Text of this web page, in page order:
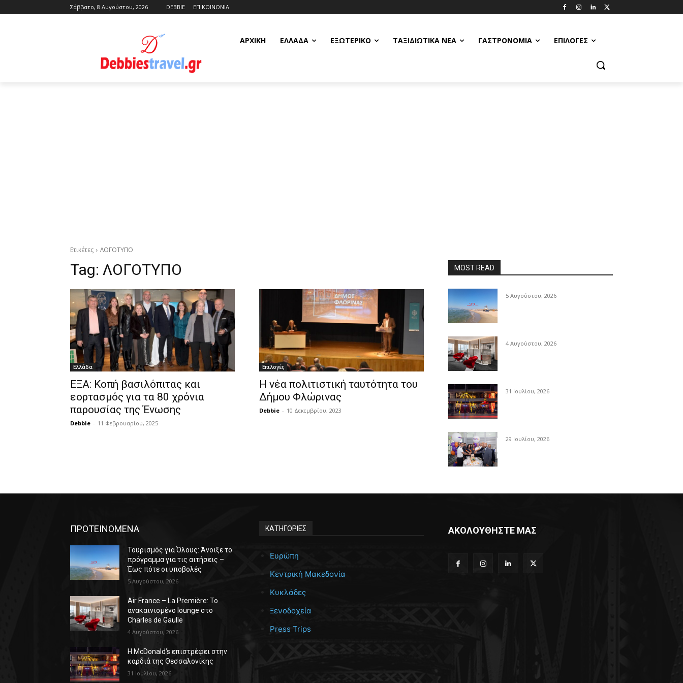
Σάββατο, 8 Αυγούστου, 2026 DEBBIE ΕΠΙΚΟΙΝΩΝΙΑ
ΑΡΧΙΚΗ ΕΛΛΆΔΑ ΕΞΩΤΕΡΙΚΌ ΤΑΞΙΔΙΩΤΙΚΆ ΝΈΑ ΓΑΣΤΡΟΝΟΜΊΑ ΕΠΙΛΟΓΈΣ
Ετικέτες ΛΟΓΟΤΥΠΟ
Tag: ΛΟΓΟΤΥΠΟ
Ελλάδα
ΕΞΑ: Κοπή βασιλόπιτας και
εορτασμός για τα 80 χρόνια
παρουσίας της Ένωσης
Debbie - 11 Φεβρουαρίου, 2025
Επιλογές
Η νέα πολιτιστική ταυτότητα του
Δήμου Φλώρινας
Debbie - 10 Δεκεμβρίου, 2023
MOST READ
5 Αυγούστου, 2026
4 Αυγούστου, 2026
31 Ιουλίου, 2026
29 Ιουλίου, 2026
ΠΡΟΤΕΙΝΟΜΕΝΑ
Τουρισμός για Όλους: Άνοιξε το
πρόγραμμα για τις αιτήσεις –
Έως πότε οι υποβολές
5 Αυγούστου, 2026
Air France – La Première: Το
ανακαινισμένο lounge στο
Charles de Gaulle
4 Αυγούστου, 2026
Η McDonald’s επιστρέφει στην
καρδιά της Θεσσαλονίκης
31 Ιουλίου, 2026
ΚΑΤΗΓΟΡΙΕΣ
Ευρώπη
Κεντρική Μακεδονία
Κυκλάδες
Ξενοδοχεία
Press Trips
ΑΚΟΛΟΥΘΗΣΤΕ ΜΑΣ